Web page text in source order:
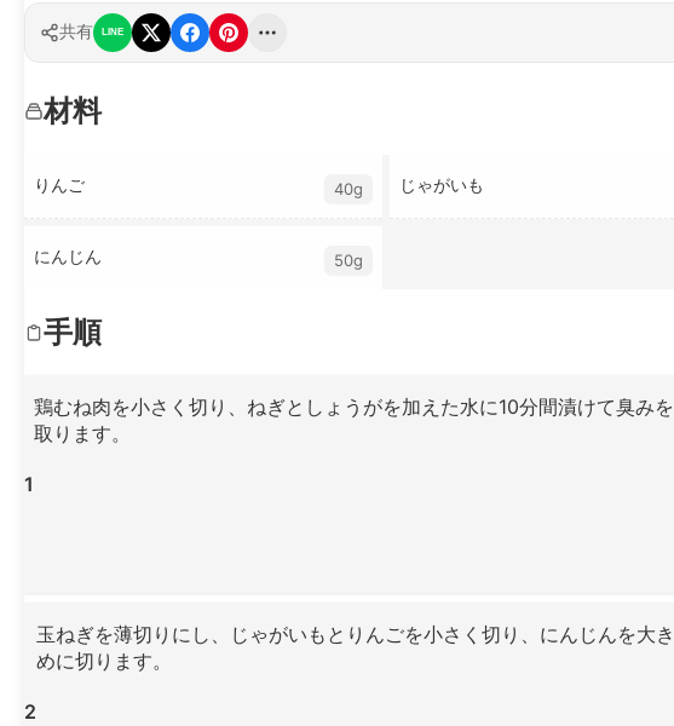
共有 LINE
材料
りんご 40g じゃがいも
にんじん 50g
手順
1
鶏むね肉を小さく切り、ねぎとしょうがを加えた水に10分間漬けて臭みを
取ります。
2
玉ねぎを薄切りにし、じゃがいもとりんごを小さく切り、にんじんを大き
めに切ります。